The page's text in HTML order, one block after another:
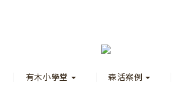
有木小學堂 森活案例